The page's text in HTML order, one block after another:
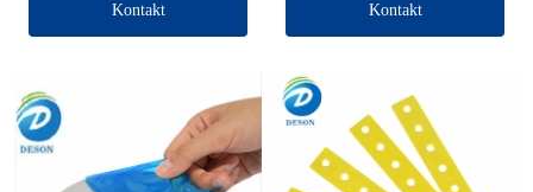
Kontakt Kontakt